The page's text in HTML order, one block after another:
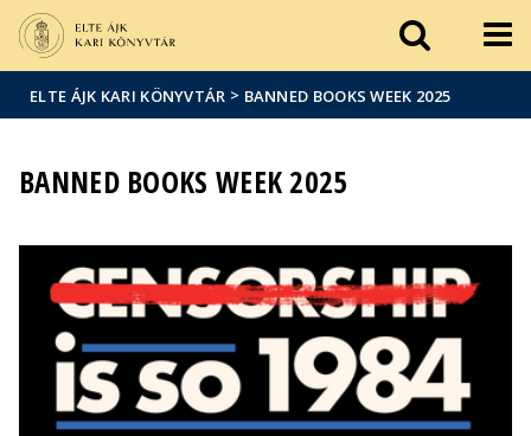
sajtóban
ELTE ÁJK KARI KÖNYVTÁR > BANNED BOOKS WEEK 2025
BANNED BOOKS WEEK 2025